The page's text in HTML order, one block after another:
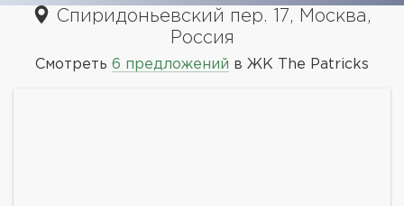
Спиридоньевский пер. 17, Москва,
Россия
Смотреть 6 предложений в ЖК The Patricks